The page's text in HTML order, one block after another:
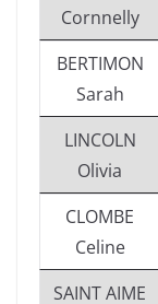
Cornnelly
BERTIMON
Sarah
LINCOLN
Olivia
CLOMBE
Celine
SAINT AIME